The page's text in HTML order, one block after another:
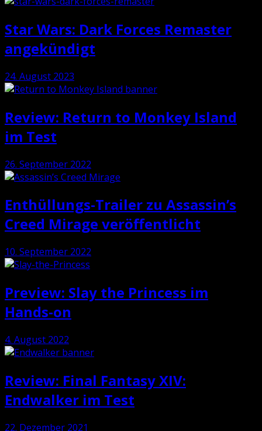
Star Wars: Dark Forces Remaster
angekündigt
24. August 2023
Review: Return to Monkey Island
im Test
26. September 2022
Enthüllungs-Trailer zu Assassin’s
Creed Mirage veröffentlicht
10. September 2022
Preview: Slay the Princess im
Hands-on
4. August 2022
Review: Final Fantasy XIV:
Endwalker im Test
22. Dezember 2021